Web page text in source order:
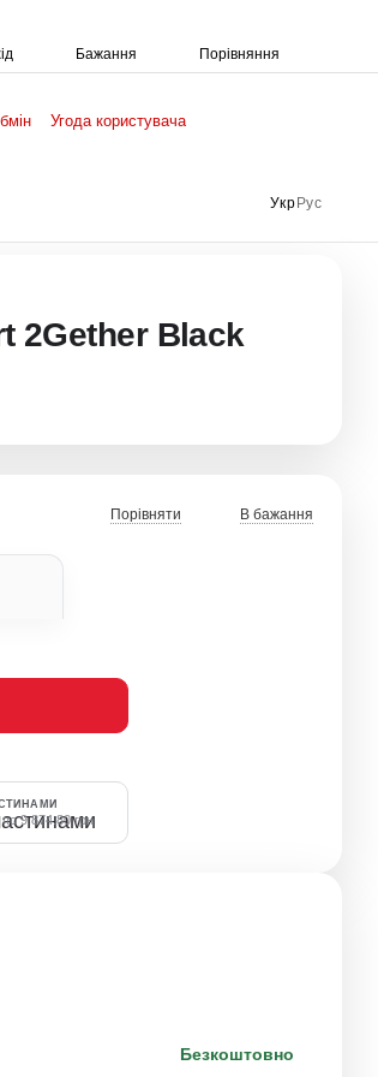
Бажання Порівняння
Угода користувача
Укр Рус
2Gether Black
Порівняти В бажання
9 874.80 грн
Безкоштовно